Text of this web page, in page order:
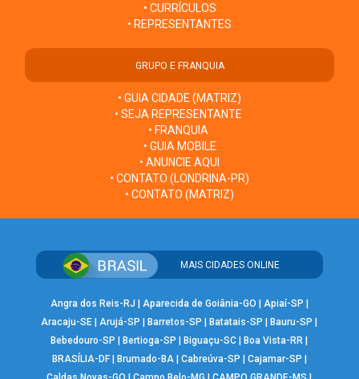
• CURRÍCULOS
• REPRESENTANTES
GRUPO E FRANQUIA
• GUIA CIDADE (MATRIZ)
• SEJA REPRESENTANTE
• FRANQUIA
• GUIA MOBILE
• ANUNCIE AQUI
• CONTATO (LONDRINA-PR)
• CONTATO (MATRIZ)
MAIS CIDADES ONLINE
Angra dos Reis-RJ Aparecida de Goiânia-GO Apiaí-SP
Aracaju-SE |Arujá-SP Barretos-SP Batatais-SP Bauru-SP
Bebedouro-SP
Bertioga-SP Biguaçu-SC Boa Vista-RR
BRASÍLIA-DF| Brumado-BA| Cabreúva-SP Cajamar-SP